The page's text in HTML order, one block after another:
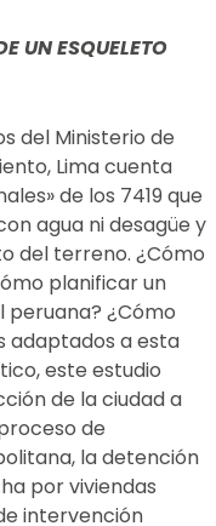
UN ESQUELETO
del Ministerio de
Lima cuenta
de los 7419 que
agua ni desagüe y
del terreno. ¿Cómo
planificar un
¿Cómo
adaptados a esta
este estudio
de la ciudad a
de
la detención
por viviendas
intervención